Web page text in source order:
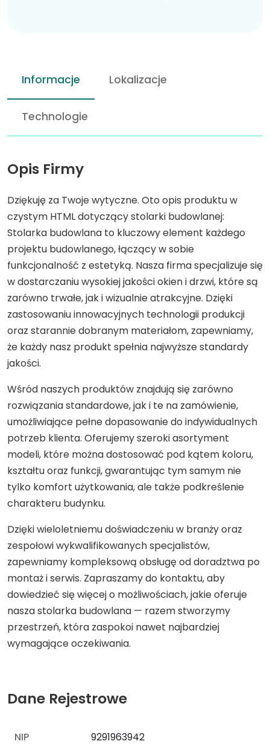
Informacje Lokalizacje
Technologie
Opis Firmy
Dziękuję za Twoje wytyczne. Oto opis produktu w
czystym HTML dotyczący stolarki budowlanej:
Stolarka budowlana to kluczowy element każdego
projektu budowlanego, łączący w sobie
funkcjonalność z estetyką. Nasza firma specjalizuje się
w dostarczaniu wysokiej jakości okien i drzwi, które są
zarówno trwałe, jak i wizualnie atrakcyjne. Dzięki
zastosowaniu innowacyjnych technologii produkcji
oraz starannie dobranym materiałom, zapewniamy,
że każdy nasz produkt spełnia najwyższe standardy
jakości.
Wśród naszych produktów znajdują się zarówno
rozwiązania standardowe, jak i te na zamówienie,
umożliwiające pełne dopasowanie do indywidualnych
potrzeb klienta. Oferujemy szeroki asortyment
modeli, które można dostosować pod kątem koloru,
kształtu oraz funkcji, gwarantując tym samym nie
tylko komfort użytkowania, ale także podkreślenie
charakteru budynku.
Dzięki wieloletniemu doświadczeniu w branży oraz
zespołowi wykwalifikowanych specjalistów,
zapewniamy kompleksową obsługę od doradztwa po
montaż i serwis. Zapraszamy do kontaktu, aby
dowiedzieć się więcej o możliwościach, jakie oferuje
nasza stolarka budowlana — razem stworzymy
przestrzeń, która zaspokoi nawet najbardziej
wymagające oczekiwania.
Dane Rejestrowe
NIP 9291963942